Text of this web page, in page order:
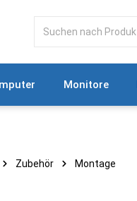
Monitore
Zubehör Montage